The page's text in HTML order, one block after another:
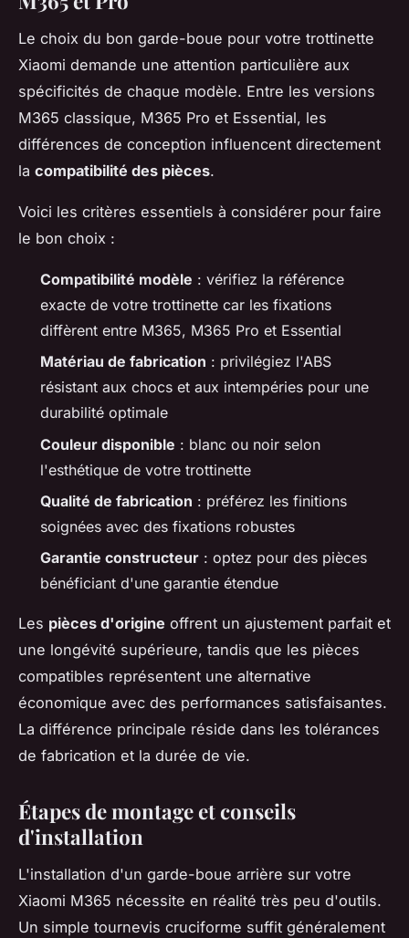
Le choix du bon garde-boue pour votre trottinette
Xiaomi demande une attention particulière aux
spécificités de chaque modèle. Entre les versions
M365 classique, M365 Pro et Essential, les
différences de conception influencent directement
la compatibilité des pièces.
Voici les critères essentiels à considérer pour faire
le bon choix :
Compatibilité modèle : vérifiez la référence
exacte de votre trottinette car les fixations
diffèrent entre M365, M365 Pro et Essential
Matériau de fabrication : privilégiez l'ABS
résistant aux chocs et aux intempéries pour une
durabilité optimale
Couleur disponible : blanc ou noir selon
l'esthétique de votre trottinette
Qualité de fabrication : préférez les finitions
soignées avec des fixations robustes
Garantie constructeur : optez pour des pièces
bénéficiant d'une garantie étendue
Les pièces d'origine offrent un ajustement parfait et
une longévité supérieure, tandis que les pièces
compatibles représentent une alternative
économique avec des performances satisfaisantes.
La différence principale réside dans les tolérances
de fabrication et la durée de vie.
Étapes de montage et conseils
d'installation
L'installation d'un garde-boue arrière sur votre
Xiaomi M365 nécessite en réalité très peu d'outils.
Un simple tournevis cruciforme suffit généralement